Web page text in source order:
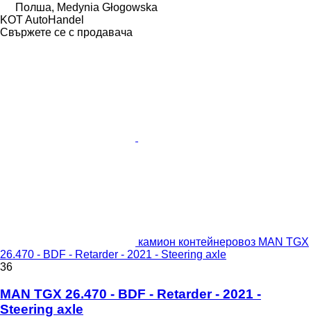
Полша, Medynia Głogowska
KOT AutoHandel
Свържете се с продавача
камион контейнеровоз MAN TGX
26.470 - BDF - Retarder - 2021 - Steering axle
36
MAN TGX 26.470 - BDF - Retarder - 2021 -
Steering axle